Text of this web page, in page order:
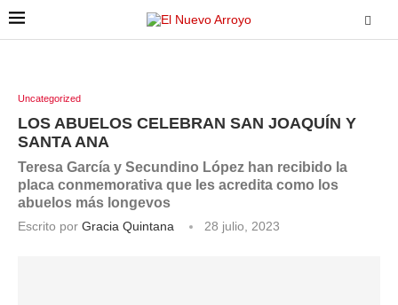
Uncategorized
LOS ABUELOS CELEBRAN SAN JOAQUÍN Y
SANTA ANA
Teresa García y Secundino López han recibido la
placa conmemorativa que les acredita como los
abuelos más longevos
Escrito por Gracia Quintana 28 julio, 2023